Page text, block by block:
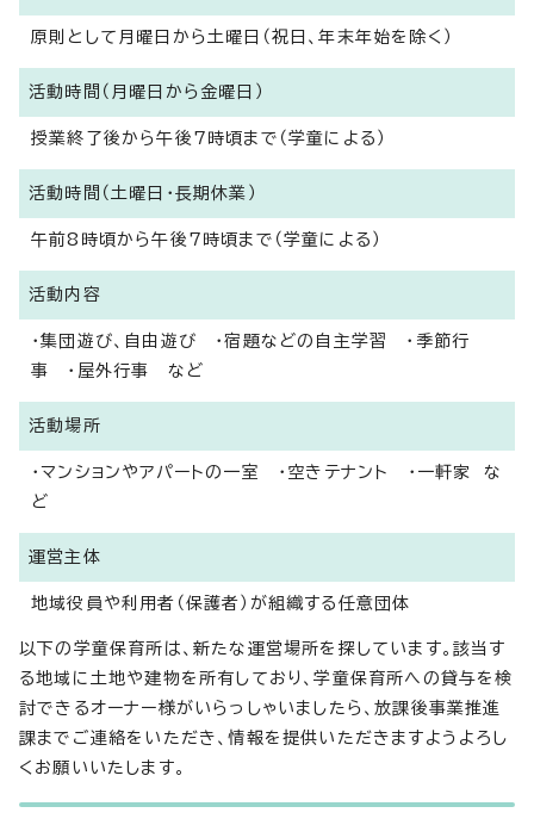
原則として月曜日から土曜日（祝日、年末年始を除く）
活動時間（月曜日から金曜日）
授業終了後から午後7時頃まで（学童による）
活動時間（土曜日・長期休業）
午前8時頃から午後7時頃まで（学童による）
活動内容
・集団遊び、自由遊び ・宿題などの自主学習 ・季節行
事 ・屋外行事 など
活動場所
・マンションやアパートの一室 ・空きテナント ・一軒家 な
ど
運営主体
地域役員や利用者（保護者）が組織する任意団体
以下の学童保育所は、新たな運営場所を探しています。該当す
る地域に土地や建物を所有しており、学童保育所への貸与を検
討できるオーナー様がいらっしゃいましたら、放課後事業推進
課までご連絡をいただき、情報を提供いただきますようよろし
くお願いいたします。